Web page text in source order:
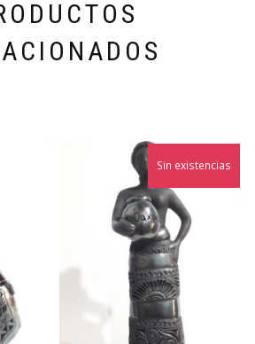
Sin existencias